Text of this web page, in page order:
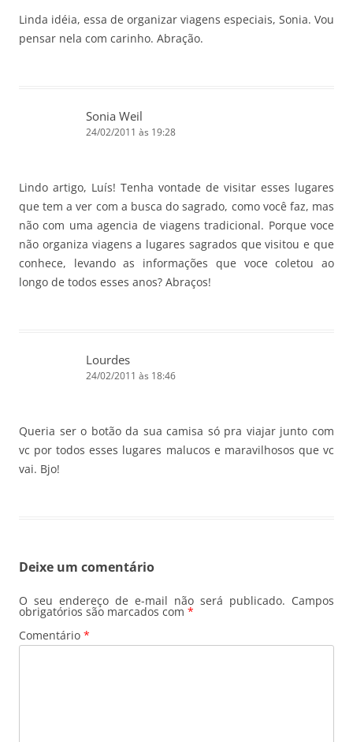
Linda idéia, essa de organizar viagens especiais, Sonia. Vou
pensar nela com carinho. Abração.
Sonia Weil
24/02/2011 às 19:28
Lindo artigo, Luís! Tenha vontade de visitar esses lugares
que tem a ver com a busca do sagrado, como você faz, mas
não com uma agencia de viagens tradicional. Porque voce
não organiza viagens a lugares sagrados que visitou e que
conhece, levando as informações que voce coletou ao
longo de todos esses anos? Abraços!
Lourdes
24/02/2011 às 18:46
Queria ser o botão da sua camisa só pra viajar junto com
vc por todos esses lugares malucos e maravilhosos que vc
vai. Bjo!
Deixe um comentário
O seu endereço de e-mail não será publicado. Campos
obrigatórios são marcados com *
Comentário *